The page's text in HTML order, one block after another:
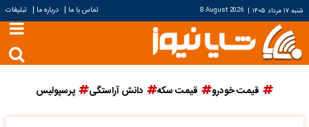
شنبه ۱۷ مرداد ۱۴۰۵ |
8 August 2026 تماس با ما | درباره ما | تبلیغات
قیمت خودرو قیمت سکه دانش آراستگی پرسپولیس